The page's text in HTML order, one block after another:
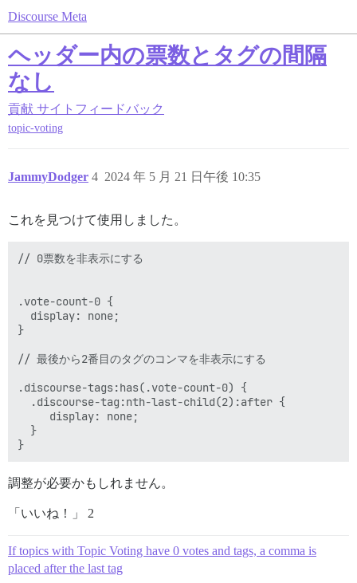
Discourse Meta
ヘッダー内の票数とタグの間隔
なし
貢献 サイトフィードバック
topic-voting
JammyDodger 2024 年 5 月 21 日午後 10:35
4
これを見つけて使用しました。
// 0票数を非表示にする
.vote-count-0 {
  display: none;
}
// 最後から2番目のタグのコンマを非表示にする
.discourse-tags:has(.vote-count-0) {
  .discourse-tag:nth-last-child(2):after {
     display: none;
  }
調整が必要かもしれません。
「いいね！」 2
If topics with Topic Voting have 0 votes and tags, a comma is
placed after the last tag